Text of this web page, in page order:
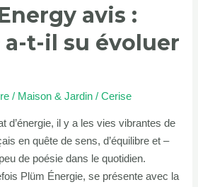
avis :
a-t-il su évoluer
/ Maison & Jardin /Cerise
d’énergie, il y a les vies vibrantes de
en quête de sens, d’équilibre et –
de poésie dans le quotidien.
Plüm Énergie, se présente avec la